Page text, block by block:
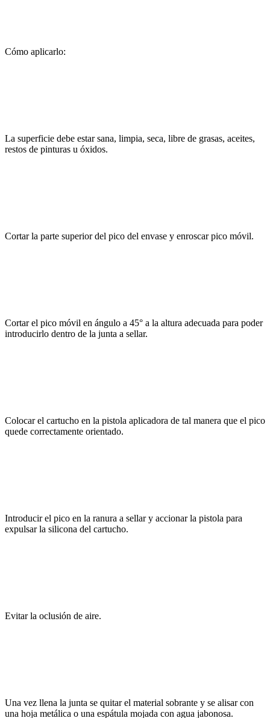
Cómo aplicarlo:
La superficie debe estar sana, limpia, seca, libre de grasas, aceites,
restos de pinturas u óxidos.
Cortar la parte superior del pico del envase y enroscar pico móvil.
Cortar el pico móvil en ángulo a 45° a la altura adecuada para poder
introducirlo dentro de la junta a sellar.
Colocar el cartucho en la pistola aplicadora de tal manera que el pico
quede correctamente orientado.
Introducir el pico en la ranura a sellar y accionar la pistola para
expulsar la silicona del cartucho.
Evitar la oclusión de aire.
Una vez llena la junta se quitar el material sobrante y se alisar con
una hoja metálica o una espátula mojada con agua jabonosa.